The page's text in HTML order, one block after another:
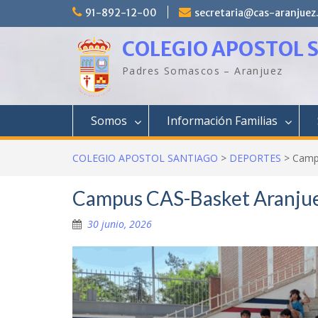
91-892-12-00 secretaria@cas-
COLEGIO APOSTOL
Padres Somascos – Aranjuez
Somos Información Familias
COLEGIO APOSTOL SANTIAGO > DEPORTES >
Campus CAS-Basket
30 junio, 2026